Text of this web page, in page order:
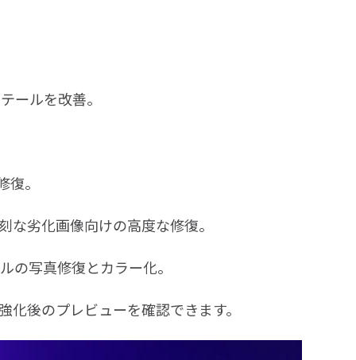
ールを改善。
。
劣化画像向けの高度な修復。
写真修復とカラー化。
後のプレビューを確認できます。